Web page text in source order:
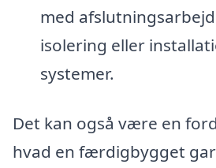
med
isolering eller
systemer.
Det kan også være en
hvad en færdigbygget